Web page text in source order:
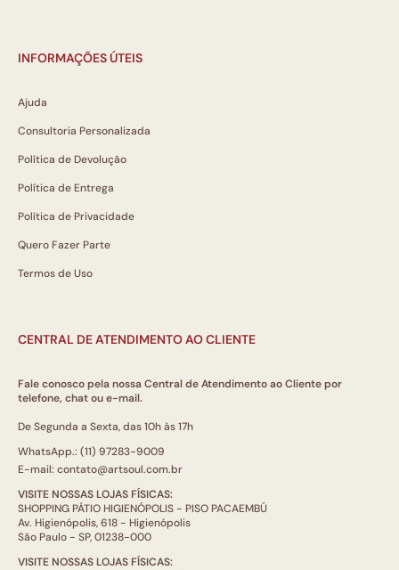
INFORMAÇÕES ÚTEIS
Ajuda
Consultoria Personalizada
Política de Devolução
Política de Entrega
Política de Privacidade
Quero Fazer Parte
Termos de Uso
CENTRAL DE ATENDIMENTO AO CLIENTE
Fale conosco pela nossa Central de Atendimento ao Cliente por
telefone, chat ou e-mail.
De Segunda a Sexta, das 10h às 17h
WhatsApp.: (11) 97283-9009
E-mail: contato@artsoul.com.br
VISITE NOSSAS LOJAS FÍSICAS:
SHOPPING PÁTIO HIGIENÓPOLIS - PISO PACAEMBÚ
Av. Higienópolis, 618 - Higienópolis
São Paulo - SP, 01238-000
VISITE NOSSAS LOJAS FÍSICAS: